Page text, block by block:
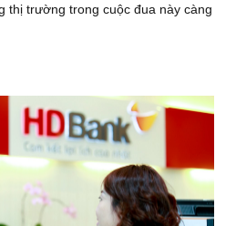
thị trường trong cuộc đua này càng